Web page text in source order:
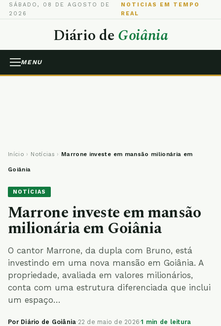
SÁBADO, 08 DE AGOSTO DE
2026
NOTICIAS EM TEMPO
REAL
Diário deGoiânia
MENU
Início › Notícias › Marrone investe em mansão milionária em
Goiânia
NOTÍCIAS
Marrone investe em mansão
milionária em Goiânia
O cantor Marrone, da dupla com Bruno, está
investindo em uma nova mansão em Goiânia. A
propriedade, avaliada em valores milionários,
conta com uma estrutura diferenciada que inclui
um espaço…
Por Diário de Goiânia·22 de maio de 2026·1 min de leitura